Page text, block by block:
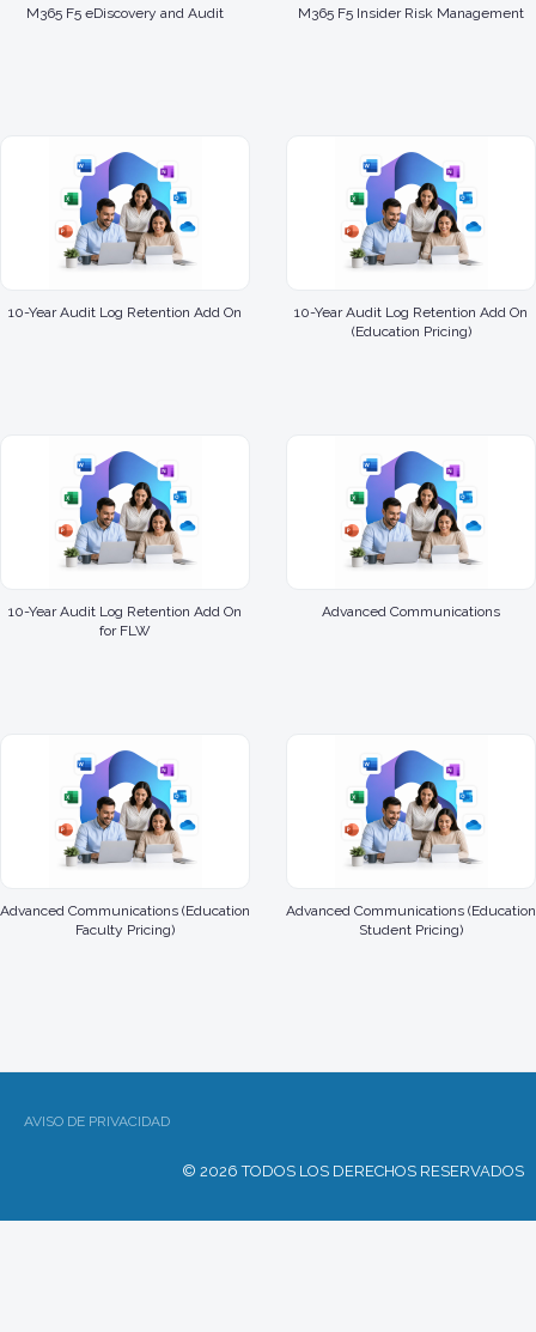
M365 F5 eDiscovery and Audit M365 F5 Insider Risk Management
10-Year Audit Log Retention Add On
10-Year Audit Log Retention Add On
(Education Pricing)
10-Year Audit Log Retention Add On
for FLW
Advanced Communications
Advanced Communications (Education
Faculty Pricing)
Advanced Communications (Education
Student Pricing)
AVISO DE PRIVACIDAD
© 2026 TODOS LOS DERECHOS RESERVADOS